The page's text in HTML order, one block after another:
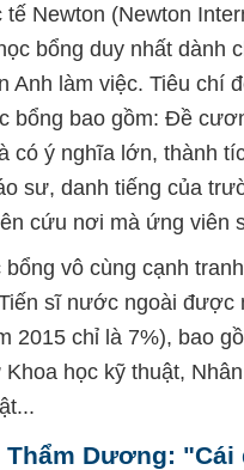
tế Newton (Newton
bổng duy nhất dành
Anh làm việc. Tiêu chí
bổng bao gồm: Đề
có ý nghĩa lớn, thành
sư, danh tiếng của
cứu nơi mà ứng viên
vô cùng cạnh
sĩ nước ngoài được
2015 chỉ là 7%), bao
học kỹ thuật,
Thẩm Dương: "Cái